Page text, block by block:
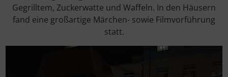
Gegrilltem, Zuckerwatte und Waffeln. In den Häusern
fand eine großartige Märchen- sowie Filmvorführung
statt.